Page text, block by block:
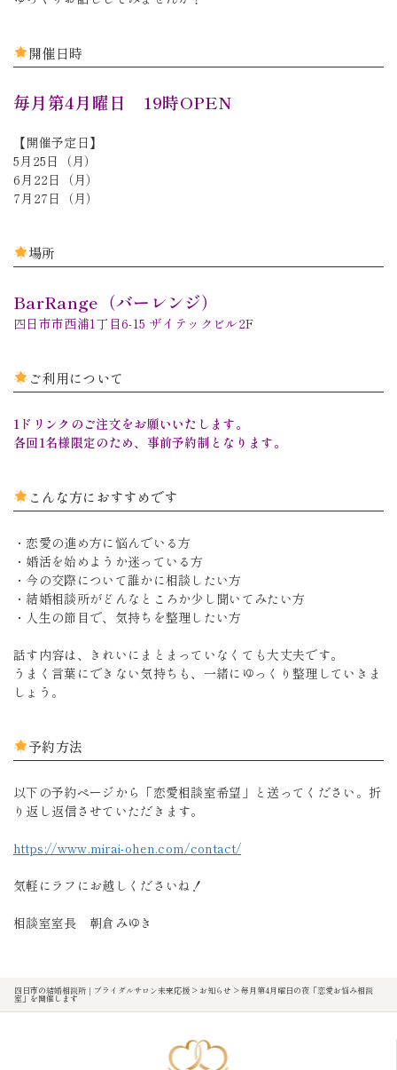
開催日時
毎月第4月曜日 19時OPEN
【開催予定日】
5月25日（月）
6月22日（月）
7月27日（月）
場所
BarRange（バーレンジ）
四日市市西浦1丁目6-15 ザイテックビル2F
ご利用について
1ドリンクのご注文をお願いいたします。
各回1名様限定のため、事前予約制となります。
こんな方におすすめです
・恋愛の進め方に悩んでいる方
・婚活を始めようか迷っている方
・今の交際について誰かに相談したい方
・結婚相談所がどんなところか少し聞いてみたい方
・人生の節目で、気持ちを整理したい方
話す内容は、きれいにまとまっていなくても大丈夫です。
うまく言葉にできない気持ちも、一緒にゆっくり整理していきま
しょう。
予約方法
以下の予約ページから「恋愛相談室希望」と送ってください。折
り返し返信させていただきます。
https://www.mirai-ohen.com/contact/
気軽にラフにお越しくださいね！
相談室室長 朝倉みゆき
四日市の結婚相談所｜ブライダルサロン未来応援> お知らせ >毎月第4月曜日の夜「恋愛お悩み相談
室」を開催します